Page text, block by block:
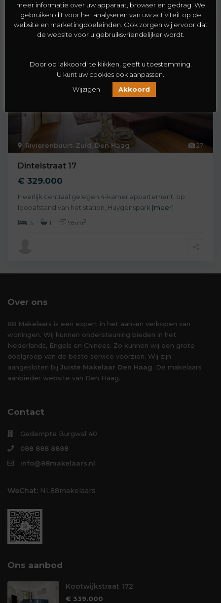
27
Rivierenbuurt-Zuid Den Haag
Koopwoning Verkocht
Dintelstraat 17
€ 329.000
Heerlijk centraal gelegen 4-kamer appartement, op
loopafstand van het station, Huygenspark [meer]
3
1 95 m2
Over ons
88 Makelaars is een expert in het aan-en verkopen van
woningen. Wij kunnen ondersteuning bieden in het
Nederlands, Engels en Chinees. Zo kunnen wij een grote
doelgroep van de beste service voorzien. Wij zijn
aangesloten bij Juiste Makelaar Den Haag. De makelaars
aanbieder website van Den Haag.
Contact
Gedempte Burgwal 40
088 888 8888
info@88makelaars.nl
WeChat: NL88makelaars
Ons aanbod
Kootwijkstraat 172
€ 339.000
meer informatie over uw apparaat, browser en gedrag. We
gebruiken dit voor het analyseren van uw activiteit op de
website en marketingdoeleinden. Ook zorgen wij ervoor dat
de website voor u gebruiksvriendelijker wordt.
Door op 'akkoord' te klikken, geeft u toestemming.
U kunt uw cookies ook aanpassen.
Wijzigen
Akkoord